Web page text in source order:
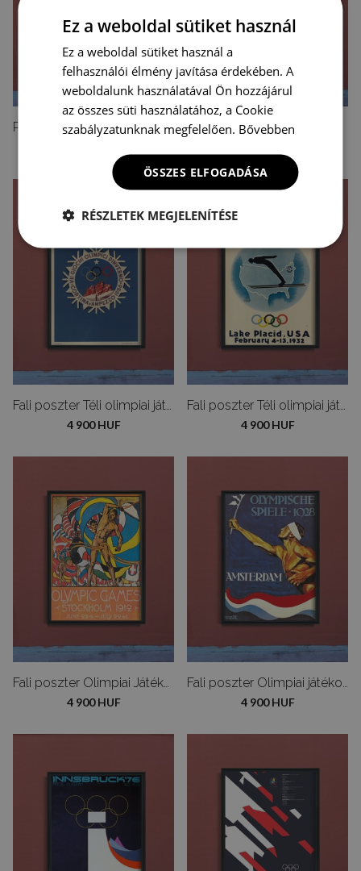
Poszter Olimpiai játékok Berlinben
4 900 HUF 4 900 HUF
Fali poszter Olimpiai Játékok Stockholmban
4 900 HUF
Fali poszter Olimpiai játékok Amszterdamban
4 900 HUF
Ez a weboldal sütiket használ
Ez a weboldal sütiket használ a
felhasználói élmény javítása érdekében. A
weboldalunk használatával Ön hozzájárul
az összes süti használatához, a Cookie
szabályzatunknak megfelelően. Bővebben
ÖSSZES ELFOGADÁSA
RÉSZLETEK MEGJELENÍTÉSE